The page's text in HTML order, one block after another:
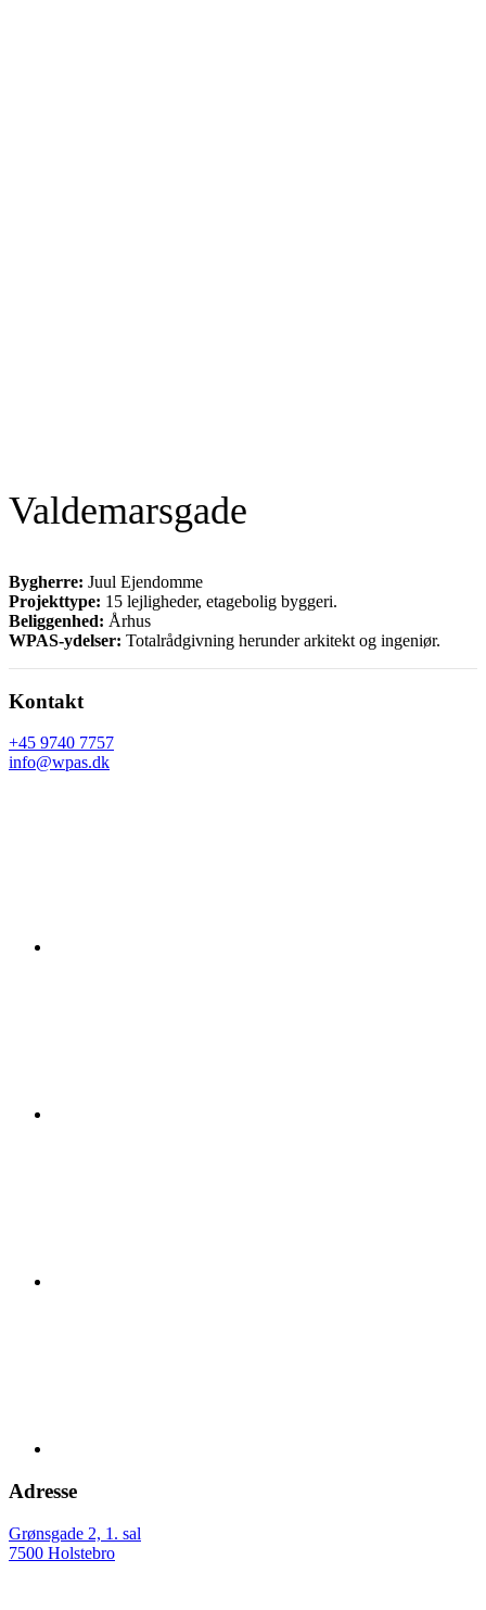
Valdemarsgade
Bygherre: Juul Ejendomme
Projekttype: 15 lejligheder, etagebolig byggeri.
Beliggenhed: Århus
WPAS-ydelser: Totalrådgivning herunder arkitekt og ingeniør.
Kontakt
+45 9740 7757
info@wpas.dk
Adresse
Grønsgade 2, 1. sal
7500 Holstebro